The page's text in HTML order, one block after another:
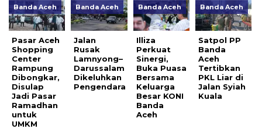
Banda Aceh
Pasar Aceh
Shopping
Center
Rampung
Dibongkar,
Disulap
Jadi Pasar
Ramadhan
untuk
UMKM
Banda Aceh
Jalan
Rusak
Lamnyong–
Darussalam
Dikeluhkan
Pengendara
Banda Aceh
Illiza
Perkuat
Sinergi,
Buka Puasa
Bersama
Keluarga
Besar KONI
Banda
Aceh
Banda Aceh
Satpol PP
Banda
Aceh
Tertibkan
PKL Liar di
Jalan Syiah
Kuala